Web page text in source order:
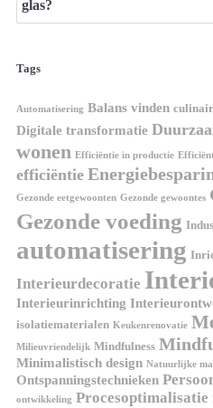
glas?
Tags
Automatisering Balans vinden
Digitale transformatie
wonen Efficiëntie in productie
efficiëntie
Gezonde eetgewoonten Gezonde gewoontes
Gezonde voeding
automatisering
Interieurdecoratie
Interieurinrichting
isolatiematerialen Keukenrenovatie
Milieuvriendelijk Mindfulness
Minimalistisch design Natuurlijke
Ontspanningstechnieken
ontwikkeling Procesoptimalisatie